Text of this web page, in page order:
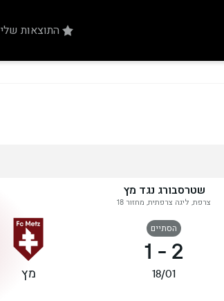
התוצאות שלי
שטרסבורג נגד מץ
צרפת, ליגה צרפתית, מחזור 18
הסתיים
2
-
1
18/01 מץ